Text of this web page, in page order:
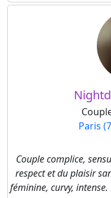
Paris
Couple complice,
respect et du plaisir
féminine, curvy,